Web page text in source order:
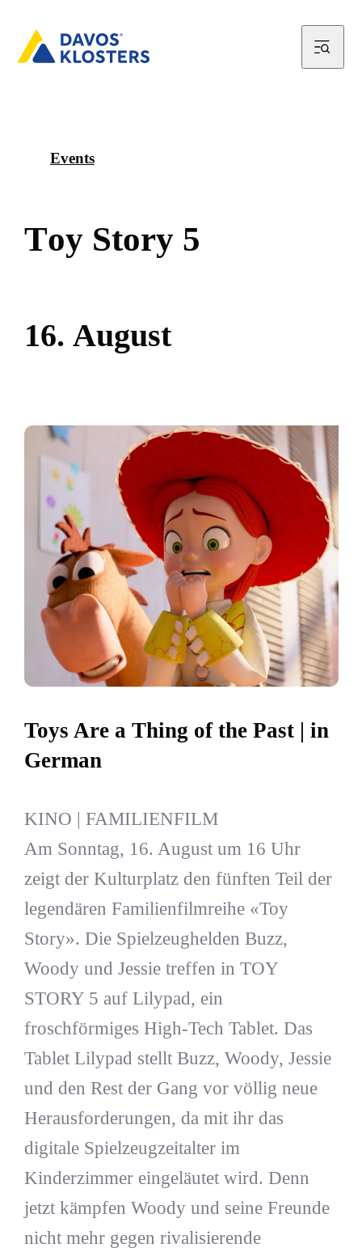
Events
Toy Story 5
16. August
Toys Are a Thing of the Past | in
German
KINO | FAMILIENFILM
Am Sonntag, 16. August um 16 Uhr
zeigt der Kulturplatz den fünften Teil der
legendären Familienfilmreihe «Toy
Story». Die Spielzeughelden Buzz,
Woody und Jessie treffen in TOY
STORY 5 auf Lilypad, ein
froschförmiges High-Tech Tablet. Das
Tablet Lilypad stellt Buzz, Woody, Jessie
und den Rest der Gang vor völlig neue
Herausforderungen, da mit ihr das
digitale Spielzeugzeitalter im
Kinderzimmer eingeläutet wird. Denn
jetzt kämpfen Woody und seine Freunde
nicht mehr gegen rivalisierende